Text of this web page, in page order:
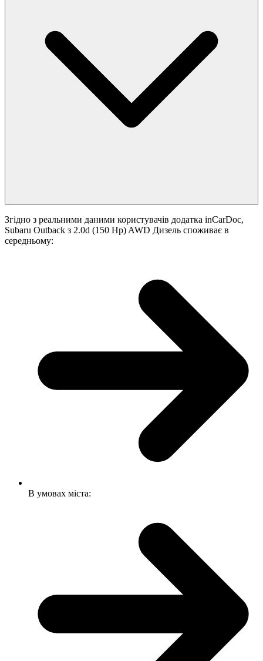
Згідно з реальними даними користувачів додатка inCarDoc,
Subaru Outback з 2.0d (150 Hp) AWD Дизель споживає в
середньому:
В умовах міста: